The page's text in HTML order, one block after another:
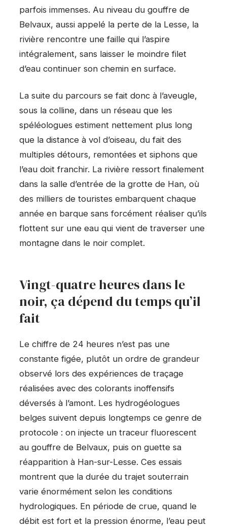
parfois immenses. Au niveau du gouffre de
Belvaux, aussi appelé la perte de la Lesse, la
rivière rencontre une faille qui l’aspire
intégralement, sans laisser le moindre filet
d’eau continuer son chemin en surface.
La suite du parcours se fait donc à l’aveugle,
sous la colline, dans un réseau que les
spéléologues estiment nettement plus long
que la distance à vol d’oiseau, du fait des
multiples détours, remontées et siphons que
l’eau doit franchir. La rivière ressort finalement
dans la salle d’entrée de la grotte de Han, où
des milliers de touristes embarquent chaque
année en barque sans forcément réaliser qu’ils
flottent sur une eau qui vient de traverser une
montagne dans le noir complet.
Vingt-quatre heures dans le
noir, ça dépend du temps qu’il
fait
Le chiffre de 24 heures n’est pas une
constante figée, plutôt un ordre de grandeur
observé lors des expériences de traçage
réalisées avec des colorants inoffensifs
déversés à l’amont. Les hydrogéologues
belges suivent depuis longtemps ce genre de
protocole : on injecte un traceur fluorescent
au gouffre de Belvaux, puis on guette sa
réapparition à Han-sur-Lesse. Ces essais
montrent que la durée du trajet souterrain
varie énormément selon les conditions
hydrologiques. En période de crue, quand le
débit est fort et la pression énorme, l’eau peut